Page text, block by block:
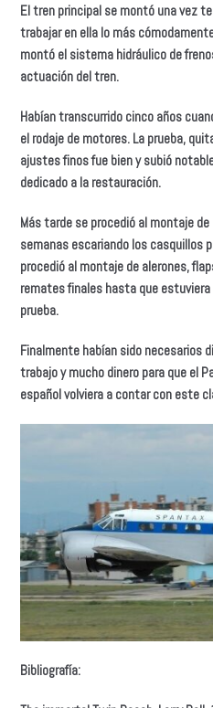
El tren principal se montó una vez
trabajar en ella lo más
montó el sistema hidráulico de
actuación del tren.
Habían transcurrido cinco años
el rodaje de motores. La prueba,
ajustes finos fue bien y subió
dedicado a la restauración.
Más tarde se procedió al montaje
semanas escariando los casquillos
procedió al montaje de alerones,
remates finales hasta que
prueba.
Finalmente habían sido necesarios
trabajo y mucho dinero para que el
español volviera a contar con este
Bibliografía: